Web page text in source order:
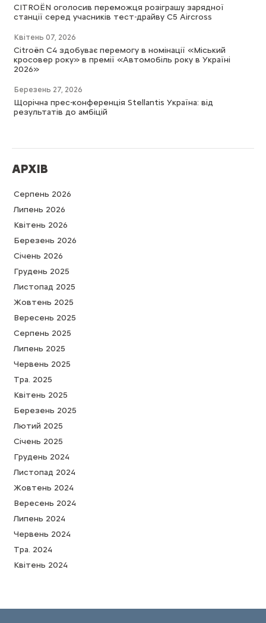
CITROËN оголосив переможця розіграшу зарядної
станції серед учасників тест-драйву C5 Aircross
Квітень 07, 2026
Citroën C4 здобуває перемогу в номінації «Міський
кросовер року» в премії «Автомобіль року в Україні
2026»
Березень 27, 2026
Щорічна прес-конференція Stellantis Україна: від
результатів до амбіцій
АРХІВ
Серпень 2026
Липень 2026
Квітень 2026
Березень 2026
Cічень 2026
Грудень 2025
Листопад 2025
Жовтень 2025
Вересень 2025
Серпень 2025
Липень 2025
Червень 2025
Тра. 2025
Квітень 2025
Березень 2025
Лютий 2025
Cічень 2025
Грудень 2024
Листопад 2024
Жовтень 2024
Вересень 2024
Липень 2024
Червень 2024
Тра. 2024
Квітень 2024